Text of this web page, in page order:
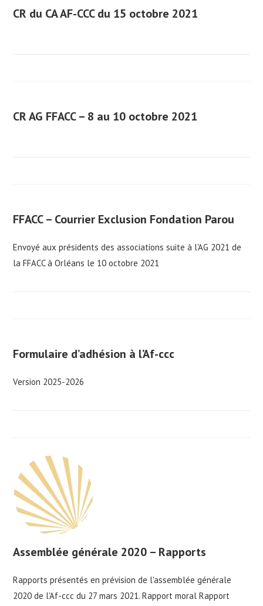
CR du CA AF-CCC du 15 octobre 2021
CR AG FFACC – 8 au 10 octobre 2021
FFACC – Courrier Exclusion Fondation Parou
Envoyé aux présidents des associations suite à l'AG 2021 de
la FFACC à Orléans le 10 octobre 2021
Formulaire d’adhésion à l’Af-ccc
Version 2025-2026
Assemblée générale 2020 – Rapports
Rapports présentés en prévision de l'assemblée générale
2020 de l'Af-ccc du 27 mars 2021. Rapport moral Rapport